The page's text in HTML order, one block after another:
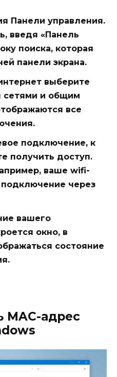
Панели управления.
введя «Панель
поиска, которая
панели экрана.
выберите
сетями и общим
все
подключение, к
получить доступ.
ваше wifi-
через
вашего
окно, в
состояние
MAC-адрес